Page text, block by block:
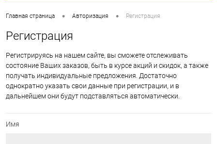
Главная страница • Авторизация • Регистрация
Регистрация
Регистрируясь на нашем сайте, вы сможете отслеживать
состояние Ваших заказов, быть в курсе акций и скидок, а также
получать индивидуальные предложения. Достаточно
однократно указать свои данные при регистрации, и в
дальнейшем они будут подставляться автоматически.
Имя